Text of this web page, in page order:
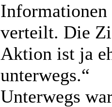
Informationen
verteilt. Die
Aktion ist ja
unterwegs.“
Unterwegs